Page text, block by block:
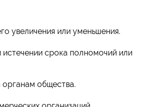
увеличения или уменьшения.
срока полномочий или
общества.